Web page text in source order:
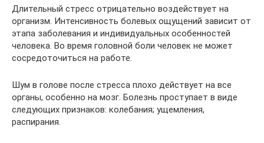
Длительный стресс отрицательно воздействует на
организм. Интенсивность болевых ощущений зависит от
этапа заболевания и индивидуальных особенностей
человека. Во время головной боли человек не может
сосредоточиться на работе.
Шум в голове после стресса плохо действует на все
органы, особенно на мозг. Болезнь проступает в виде
следующих признаков: колебания; ущемления,
распирания.